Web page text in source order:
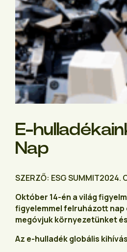
E-
Nap
SZERZŐ: ESG SUMMIT2024.
Október 14-én a világ
figyelemmel felruházott
megóvjuk környezetünket
Az e-hulladék globális